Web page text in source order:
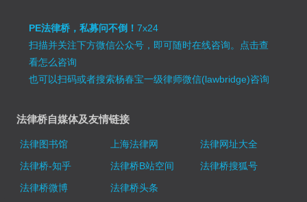
PE法律桥，私募问不倒！7x24
扫描并关注下方微信公众号，即可随时在线咨询。 点击查
看怎么咨询
也可以扫码或者搜索杨春宝一级律师微信(lawbridge)咨询
法律桥自媒体及友情链接
法律图书馆 上海法律网
法律网址大全
法律桥-知乎
法律桥B站空间
法律桥搜狐号
法律桥微博
法律桥头条